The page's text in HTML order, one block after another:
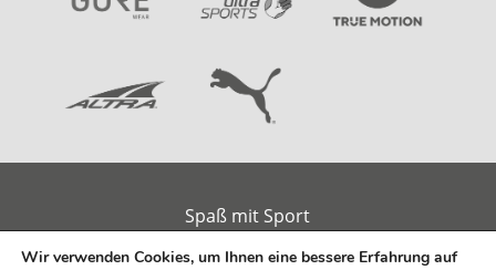
Spaß mit Sport
Am alten Handelshafen 2
26789 Leer
Wir verwenden Cookies, um Ihnen eine bessere Erfahrung auf